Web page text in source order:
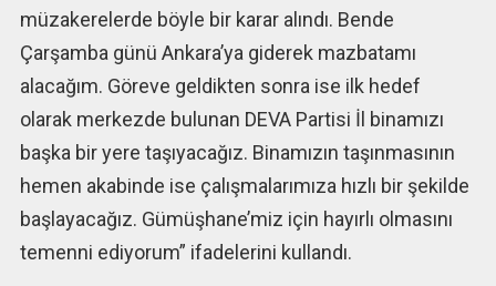
müzakerelerde böyle bir karar alındı. Bende
Çarşamba günü Ankara’ya giderek mazbatamı
alacağım. Göreve geldikten sonra ise ilk hedef
olarak merkezde bulunan DEVA Partisi İl binamızı
başka bir yere taşıyacağız. Binamızın taşınmasının
hemen akabinde ise çalışmalarımıza hızlı bir şekilde
başlayacağız. Gümüşhane’miz için hayırlı olmasını
temenni ediyorum” ifadelerini kullandı.